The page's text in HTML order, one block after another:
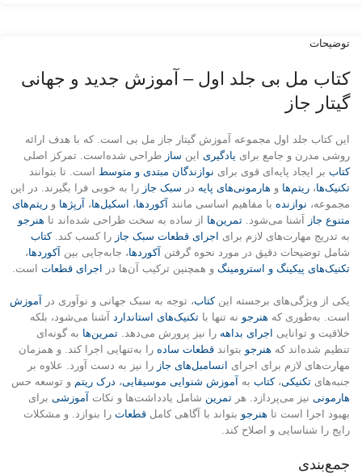
توضیحات
کتاب مل بی جلد اول – آموزش جدید و جهانی
گیتار جاز
این کتاب جلد اول مجموعه آموزش گیتار جاز مل بی است. که با هدف ارائه
روشی مدرن و جامع برای یادگیری این ساز طراحی شده‌است. تمرکز اصلی
کتاب بر ایجاد پایه‌ای قوی برای نوازندگان مبتدی و متوسط است. تا بتوانند
تکنیک‌ها، ریتم‌ها و هارمونی‌های پایه در سبک جاز را به خوبی فرا بگیرند. در این
مجموعه، نوازنده با مفاهیم اساسی مانند آکوردها، اسکیل‌ها، آرپژها و ریتم‌های
متنوع جاز
آشنا می‌شود. تمرین‌ها از ساده به سخت طراحی شده‌اند تا هنرجو
به تدریج مهارت‌های لازم برای اجرای قطعات سبک جاز را کسب کند.کتاب
شامل توضیحات دقیق در مورد نحوه گرفتن آکوردها، جابه‌جایی بین آکوردها،
تکنیک‌های پیکینگ و استرومینگ و همچنین ترکیب آن‌ها در اجرای قطعات است.
یکی از ویژگی‌های برجسته اینکتاب، توجه به سبک جهانی و نوآوری در
آموزش
است. به‌طوری که هنرجو نه تنها با تکنیک‌های استاندارد آشنا می‌شود، بلکه
خلاقیت و توانایی اجرای بداهه را نیز پرورش می‌دهد. تمرین‌ها به گونه‌ای
تنظیم شده‌اند که هنرجو بتواند قطعات ساده را به‌تنهایی اجرا کند. و همزمان
مهارت‌های لازم برای اجرای انسامبل‌های جاز را نیز به دست آورد. علاوه بر
جنبه‌های تکنیکی،کتاب به آموزش شنوایی موسیقایی، درک ریتم و توسعه حس
هارمونی نیز می‌پردازد. هر تمرین شامل یادداشت‌ها و نکات آموزشی برای
بهبود اجرا است تا هنرجو بتواند با آگاهی کامل قطعات را بنوازد. و مشکلات
رایج را شناسایی و اصلاح کند.
جمع‌بندی